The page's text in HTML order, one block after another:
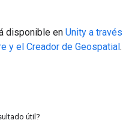
disponible en Unity a través
y el Creador de Geospatial.
útil?